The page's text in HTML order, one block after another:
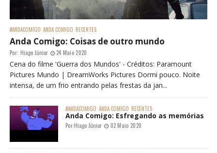
#ANDACOMIGO ANDA COMIGO RECENTES
Anda Comigo: Coisas de outro mundo
Por: Hiago Júnior 24 Maio 2020
Cena do filme 'Guerra dos Mundos' - Créditos: Paramount
Pictures Mundo | DreamWorks Pictures Dormi pouco. Noite
intensa, de um frio entrando pelas frestas da jan...
#ANDACOMIGO ANDA COMIGO RECENTES
Anda Comigo: Esfregando as memórias
Por:Hiago Júnior 02 Maio 2020